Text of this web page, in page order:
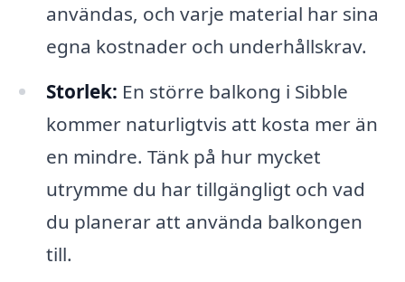
användas, och varje material har sina
egna kostnader och underhållskrav.
Storlek: En större balkong i Sibble
kommer naturligtvis att kosta mer än
en mindre. Tänk på hur mycket
utrymme du har tillgängligt och vad
du planerar att använda balkongen
till.